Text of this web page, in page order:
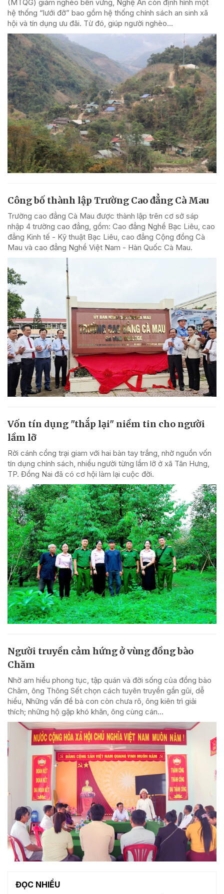
(MTQG) giảm nghèo bền vững, Nghệ An còn định hình một
hệ thống “lưới đỡ” bao gồm hệ thống chính sách an sinh xã
hội và tín dụng ưu đãi. Từ đó, giúp người nghèo...
Công bố thành lập Trường Cao đẳng Cà Mau
Trường cao đẳng Cà Mau được thành lập trên cơ sở sáp
nhập 4 trường cao đẳng, gồm: Cao đẳng Nghề Bạc Liêu, cao
đẳng Kinh tế - Kỹ thuật Bạc Liêu, cao đẳng Cộng đồng Cà
Mau và cao đẳng Nghề Việt Nam - Hàn Quốc Cà Mau.
Vốn tín dụng "thắp lại" niềm tin cho người
lầm lỡ
Rời cánh cổng trại giam với hai bàn tay trắng, nhờ nguồn vốn
tín dụng chính sách, nhiều người từng lầm lỡ ở xã Tân Hưng,
TP. Đồng Nai đã có cơ hội làm lại cuộc đời.
Người truyền cảm hứng ở vùng đồng bào
Chăm
Nhờ am hiểu phong tục, tập quán và đời sống của đồng bào
Chăm, ông Thông Sết chọn cách tuyên truyền gần gũi, dễ
hiểu, Những vấn đề bà con còn chưa rõ, ông kiên trì giải
thích; những hộ gặp khó khăn, ông cùng cán...
ĐỌC NHIỀU